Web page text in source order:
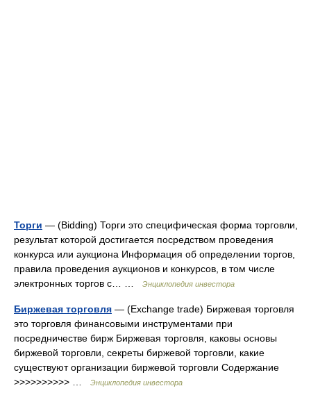
Торги — (Bidding) Торги это специфическая форма торговли,
результат которой достигается посредством проведения
конкурса или аукциона Информация об определении торгов,
правила проведения аукционов и конкурсов, в том числе
электронных торгов с… …
Энциклопедия инвестора
Биржевая торговля — (Exchange trade) Биржевая торговля
это торговля финансовыми инструментами при
посредничестве бирж Биржевая торговля, каковы основы
биржевой торговли, секреты биржевой торговли, какие
существуют организации биржевой торговли Содержание
>>>>>>>>>> …
Энциклопедия инвестора